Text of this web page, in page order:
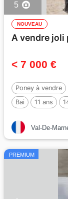
5
NOUVEAU
A vendre joli
< 7 000 €
Poney à vendre
Bai
11 ans
Val-De-
PREMIUM